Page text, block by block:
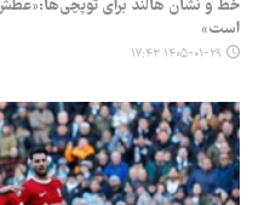
خط و نشان هالند برای
است»
۱۴۰۵-۰۱-۲۹ ۱۷:۴۳